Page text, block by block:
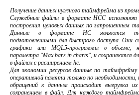
Получение данных нужного таймфрейма из
Служебные файлы в формате HCC исполняют
построения ценовых данных по запрошенным
Данные в формате HC являются
подготовленными для быстрого доступа. Они
графика или MQL5-программы в объеме,
параметра "Max bars in charts", и сохраняются
в файлах с расширением hc.
Для экономии ресурсов данные по
оперативной памяти только по
обращений к данным происходит выгрузка
сохранением в файл. Для каждого